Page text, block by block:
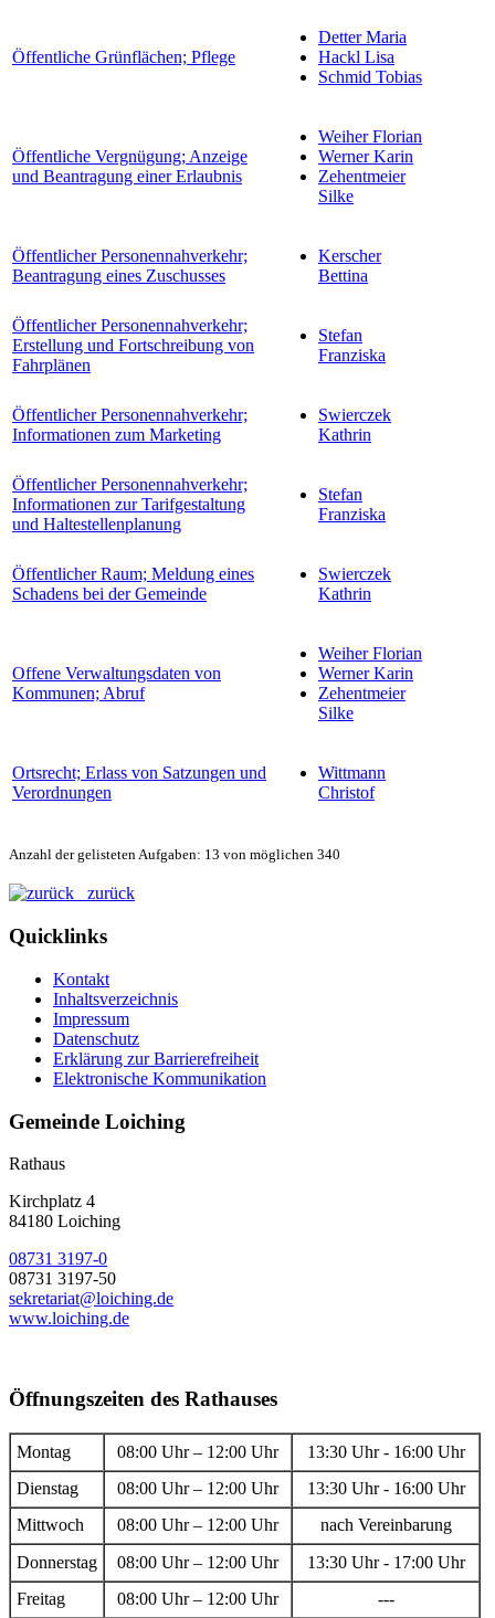
Öffentliche Grünflächen; Pflege
Detter Maria
Hackl Lisa
Schmid Tobias
Öffentliche Vergnügung; Anzeige
und Beantragung einer Erlaubnis
Weiher Florian
Werner Karin
Zehentmeier
Silke
Öffentlicher Personennahverkehr;
Beantragung eines Zuschusses
Kerscher
Bettina
Öffentlicher Personennahverkehr;
Erstellung und Fortschreibung von
Fahrplänen
Stefan
Franziska
Öffentlicher Personennahverkehr;
Informationen zum Marketing
Swierczek
Kathrin
Öffentlicher Personennahverkehr;
Informationen zur Tarifgestaltung
und Haltestellenplanung
Stefan
Franziska
Öffentlicher Raum; Meldung eines
Schadens bei der Gemeinde
Swierczek
Kathrin
Offene Verwaltungsdaten von
Kommunen; Abruf
Weiher Florian
Werner Karin
Zehentmeier
Silke
Ortsrecht; Erlass von Satzungen und
Verordnungen
Wittmann
Christof
Anzahl der gelisteten Aufgaben: 13 von möglichen 340
zurück
Quicklinks
Kontakt
Inhaltsverzeichnis
Impressum
Datenschutz
Erklärung zur Barrierefreiheit
Elektronische Kommunikation
Gemeinde Loiching
Rathaus
Kirchplatz 4
84180 Loiching
08731 3197-0
08731 3197-50
sekretariat@loiching.de
www.loiching.de
Öffnungszeiten des Rathauses
Montag 08:00 Uhr – 12:00 Uhr
13:30 Uhr - 16:00 Uhr
Dienstag
08:00 Uhr – 12:00 Uhr
13:30 Uhr - 16:00 Uhr
Mittwoch
08:00 Uhr – 12:00 Uhr
nach Vereinbarung
Donnerstag
08:00 Uhr – 12:00 Uhr
13:30 Uhr - 17:00 Uhr
Freitag
08:00 Uhr – 12:00 Uhr
---